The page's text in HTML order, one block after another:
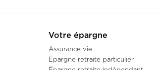
Votre épargne
Assurance vie
Épargne retraite particulier